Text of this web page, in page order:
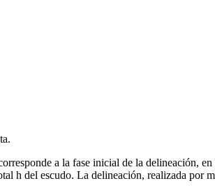
a la fase inicial de la delineación,
h del escudo. La delineación, realizada por